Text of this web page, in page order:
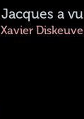
Jacques a vu
Xavier Diskeuve